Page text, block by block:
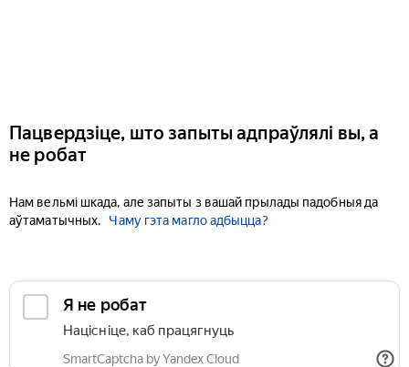
Пацвердзіце, што запыты адпраўлялі вы, а
не робат
Нам вельмі шкада, але запыты з вашай прылады падобныя да
аўтаматычных.
Чаму гэта магло адбыцца?
Я не робат
Націсніце, каб працягнуць
SmartCaptcha by Yandex Cloud